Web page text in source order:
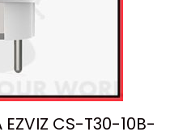
EZVIZ CS-T30-10B-